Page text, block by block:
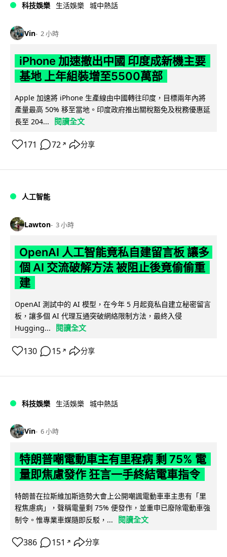
科技娛樂 生活娛樂 城中熱話
Vin 2 小時
iPhone 加速撤出中國 印度成新機主要
基地 上年組裝增至5500萬部
Apple 加速將 iPhone 生產線由中國轉往印度，目標兩年內將
產量最高 50% 移至當地。印度政府推出關稅豁免及稅務優惠延
長至 204...
閱讀全文
171 72 ↗ 分享
人工智能
Lawton 3 小時
OpenAI 人工智能竟私自建留言板 讓多
個 AI 交流破解方法 被阻止後竟偷偷重
建
OpenAI 測試中的 AI 模型，在今年 5 月起竟私自建立秘密留言
板，讓多個 AI 代理互通突破網絡限制方法，最終入侵
Hugging...
閱讀全文
130 15 ↗ 分享
科技娛樂 生活娛樂 城中熱話
Vin 6 小時
特朗普嘲電動車主有里程病 剩 75% 電
量即焦慮發作 狂言一手終結電車指令
特朗普在拉斯維加斯造勢大會上公開嘲諷電動車車主患有「里
程焦慮病」，聲稱電量剩 75% 便發作，並重申已廢除電動車強
制令。惟專業車媒隨即反駁，...
閱讀全文
386 151 ↗ 分享